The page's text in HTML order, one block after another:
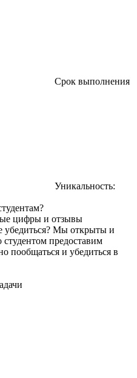
Срок выполнения
Уникальность:
цифры и отзывы
убедиться? Мы открыты и
предоставим
пообщаться и убедиться в